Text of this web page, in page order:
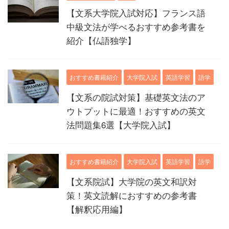
【文系大学院入試対応】フランス語
中級文法が学べるおすすめ参考書を
紹介【仏語独学】
おすすめ書籍紹介 大学院入試 英語学習 語学
【文系の院試対策】基礎英文法のア
ウトプットに最適！おすすめの英文
法問題集6選【大学院入試】
おすすめ書籍紹介 大学院入試 英語学習 語学
【文系院試】大学院の英文和訳対
策！英文読解におすすめの参考書
【解釈応用編】